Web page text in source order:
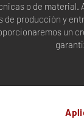
o de material.
de producción y
un